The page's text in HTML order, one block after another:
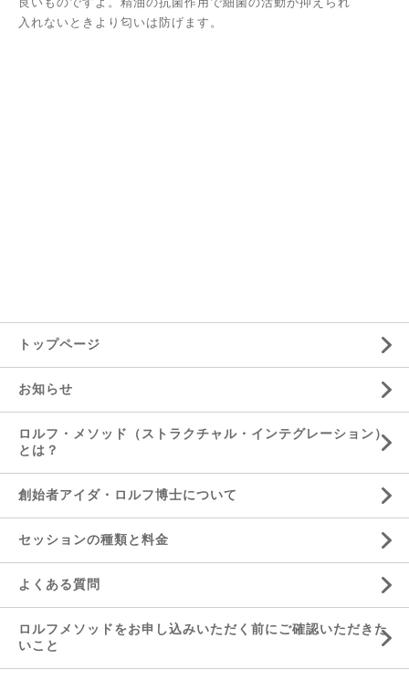
入れないときより匂いは防げます。
トップページ
お知らせ
ロルフ・メソッド（ストラクチャル・インテグレーション）
とは？
創始者アイダ・ロルフ博士について
セッションの種類と料金
よくある質問
ロルフメソッドをお申し込みいただく前にご確認いただきた
いこと